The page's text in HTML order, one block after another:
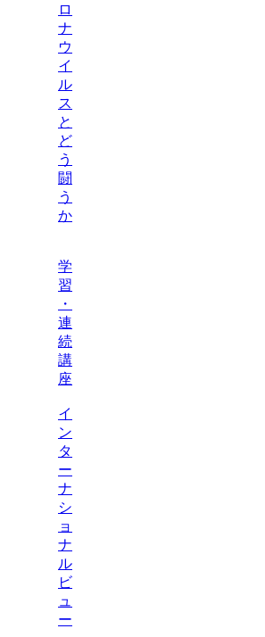
ロ
ナ
ウ
イ
ル
ス
と
ど
う
闘
う
か
学
習
・
連
続
講
座
イ
ン
タ
ー
ナ
シ
ョ
ナ
ル
ビ
ュ
ー